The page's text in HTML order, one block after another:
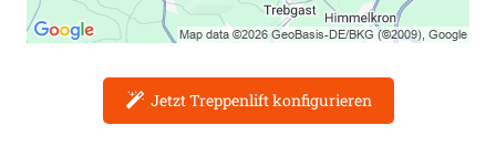
Jetzt Treppenlift konfigurieren